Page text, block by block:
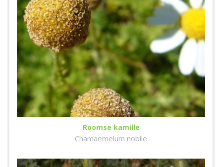
Roomse kamille
Chamaemelum nobile